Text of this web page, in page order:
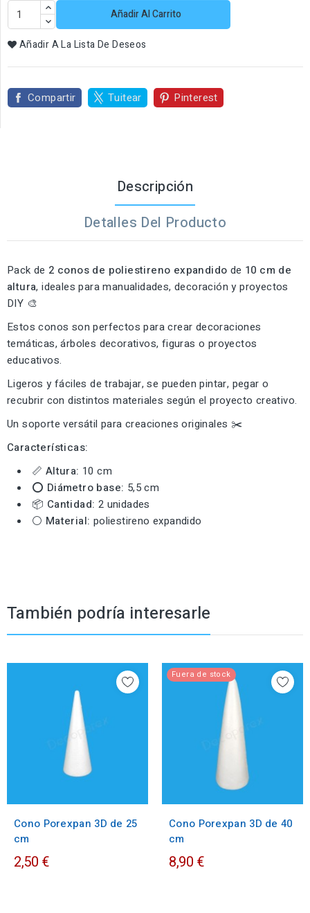
Añadir Al Carrito
Añadir A La Lista De Deseos
Compartir Tuitear Pinterest
Descripción
Detalles Del Producto
Pack de 2 conos de poliestireno expandido de 10 cm de
altura, ideales para manualidades, decoración y proyectos
DIY 🎨
Estos conos son perfectos para crear decoraciones
temáticas, árboles decorativos, figuras o proyectos
educativos.
Ligeros y fáciles de trabajar, se pueden pintar, pegar o
recubrir con distintos materiales según el proyecto creativo.
Un soporte versátil para creaciones originales ✂️
Características:
📏 Altura: 10 cm
⭕ Diámetro base: 5,5 cm
📦 Cantidad: 2 unidades
⚪ Material: poliestireno expandido
También podría interesarle
Cono Porexpan 3D de 25
cm
2,50 €
Fuera de stock
Cono Porexpan 3D de 40
cm
8,90 €